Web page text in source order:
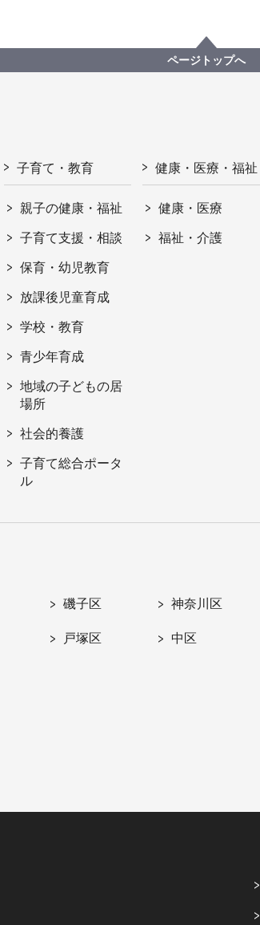
ページトップへ
子育て・教育
親子の健康・福祉
子育て支援・相談
保育・幼児教育
放課後児童育成
学校・教育
青少年育成
地域の子どもの居
場所
社会的養護
子育て総合ポータ
ル
健康・医療・福祉
健康・医療
福祉・介護
磯子区 神奈川区
戸塚区 中区